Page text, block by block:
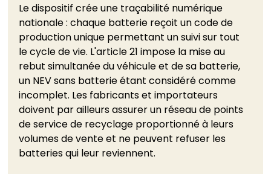
Le dispositif crée une traçabilité numérique
nationale : chaque batterie reçoit un code de
production unique permettant un suivi sur tout
le cycle de vie. L'article 21 impose la mise au
rebut simultanée du véhicule et de sa batterie,
un NEV sans batterie étant considéré comme
incomplet. Les fabricants et importateurs
doivent par ailleurs assurer un réseau de points
de service de recyclage proportionné à leurs
volumes de vente et ne peuvent refuser les
batteries qui leur reviennent.